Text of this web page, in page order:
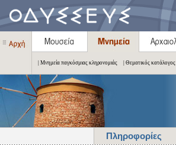
| Μνημεία παγκόσμιας κληρονομιάς | Θεματικός κατάλογος
Πληροφορίες